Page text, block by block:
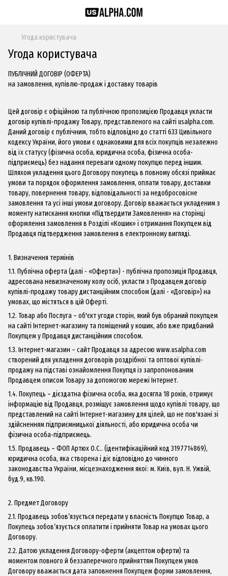
Угода користувача
Угода користувача
ПУБЛІЧНИЙ ДОГОВІР (ОФЕРТА)
на замовлення, купівлю-продаж і доставку товарів
Цей договір є офіційною та публічною пропозицією Продавця укласти
договір купівлі-продажу Товару, представленого на сайті usalpha.com.
Даний договір є публічним, тобто відповідно до статті 633 Цивільного
кодексу України, його умови є однаковими для всіх покупців незалежно
від їх статусу (фізична особа, юридична особа, фізична особа-
підприємець) без надання переваги одному покупцю перед іншим.
Шляхом укладення цього Договору покупець в повному обсязі приймає
умови та порядок оформлення замовлення, оплати товару, доставки
товару, повернення товару, відповідальності за недобросовісне
замовлення та усі інші умови договору. Договір вважається укладеним з
моменту натискання кнопки «Підтвердити Замовлення» на сторінці
оформлення замовлення в Розділі «Кошик» і отримання Покупцем від
Продавця підтвердження замовлення в електронному вигляді.
1. Визначення термінів
1.1. Публічна оферта (далі - «Оферта») - публічна пропозиція Продавця,
адресована невизначеному колу осіб, укласти з Продавцем договір
купівлі-продажу товару дистанційним способом (далі - «Договір») на
умовах, що містяться в цій Оферті.
1.2. Товар або Послуга – об'єкт угоди сторін, який був обраний покупцем
на сайті Інтернет-магазину та поміщений у кошик, або вже придбаний
Покупцем у Продавця дистанційним способом.
1.3. Інтернет-магазин – сайт Продавця за адресою www.usalpha.com
створений для укладення договорів роздрібної та оптової купівлі-
продажу на підставі ознайомлення Покупця із запропонованим
Продавцем описом Товару за допомогою мережі Інтернет.
1.4. Покупець – дієздатна фізична особа, яка досягла 18 років, отримує
інформацію від Продавця, розміщує замовлення щодо купівлі товару, що
представлений на сайті Інтернет-магазину для цілей, що не пов'язані зі
здійсненням підприємницької діяльності, або юридична особа чи
фізична особа-підприємець.
1.5. Продавець – ФОП Артюх О.С.. (ідентифікаційний код 3197714869),
юридична особа, яка створена і діє відповідно до чинного
законодавства України, місцезнаходження якої: м. Київ, вул. Н. Ужвій,
буд.9, кв.190.
2. Предмет Договору
2.1. Продавець зобов’язується передати у власність Покупцю Товар, а
Покупець зобов’язується оплатити і прийняти Товар на умовах цього
Договору.
2.2. Датою укладення Договору-оферти (акцептом оферти) та
моментом повного й беззаперечного прийняттям Покупцем умов
Договору вважається дата заповнення Покупцем форми замовлення,